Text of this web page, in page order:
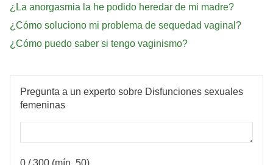
¿La anorgasmia la he podido heredar de mi madre?
¿Cómo soluciono mi problema de sequedad vaginal?
¿Cómo puedo saber si tengo vaginismo?
Pregunta a un experto sobre Disfunciones sexuales
femeninas
0 / 300 (mín. 50)